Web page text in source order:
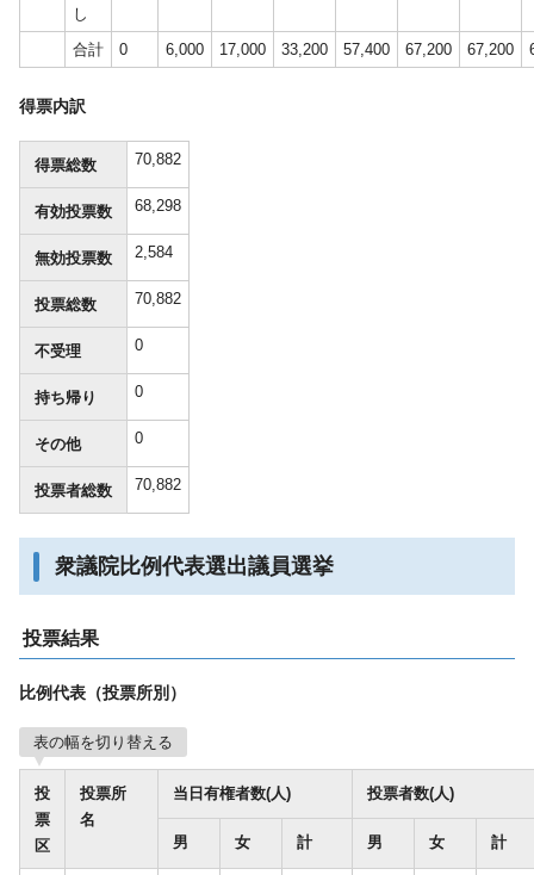
し
合計 0 6,000 17,000 33,200 57,400 67,200 67,200
得票内訳
得票総数 70,882
有効投票数 68,298
無効投票数 2,584
投票総数 70,882
不受理 0
持ち帰り 0
その他 0
投票者総数 70,882
衆議院比例代表選出議員選挙
投票結果
比例代表（投票所別）
表の幅を切り替える
投
票
区
投票所
名
当日有権者数(人) 投票者数(人)
男 女 計 男 女 計